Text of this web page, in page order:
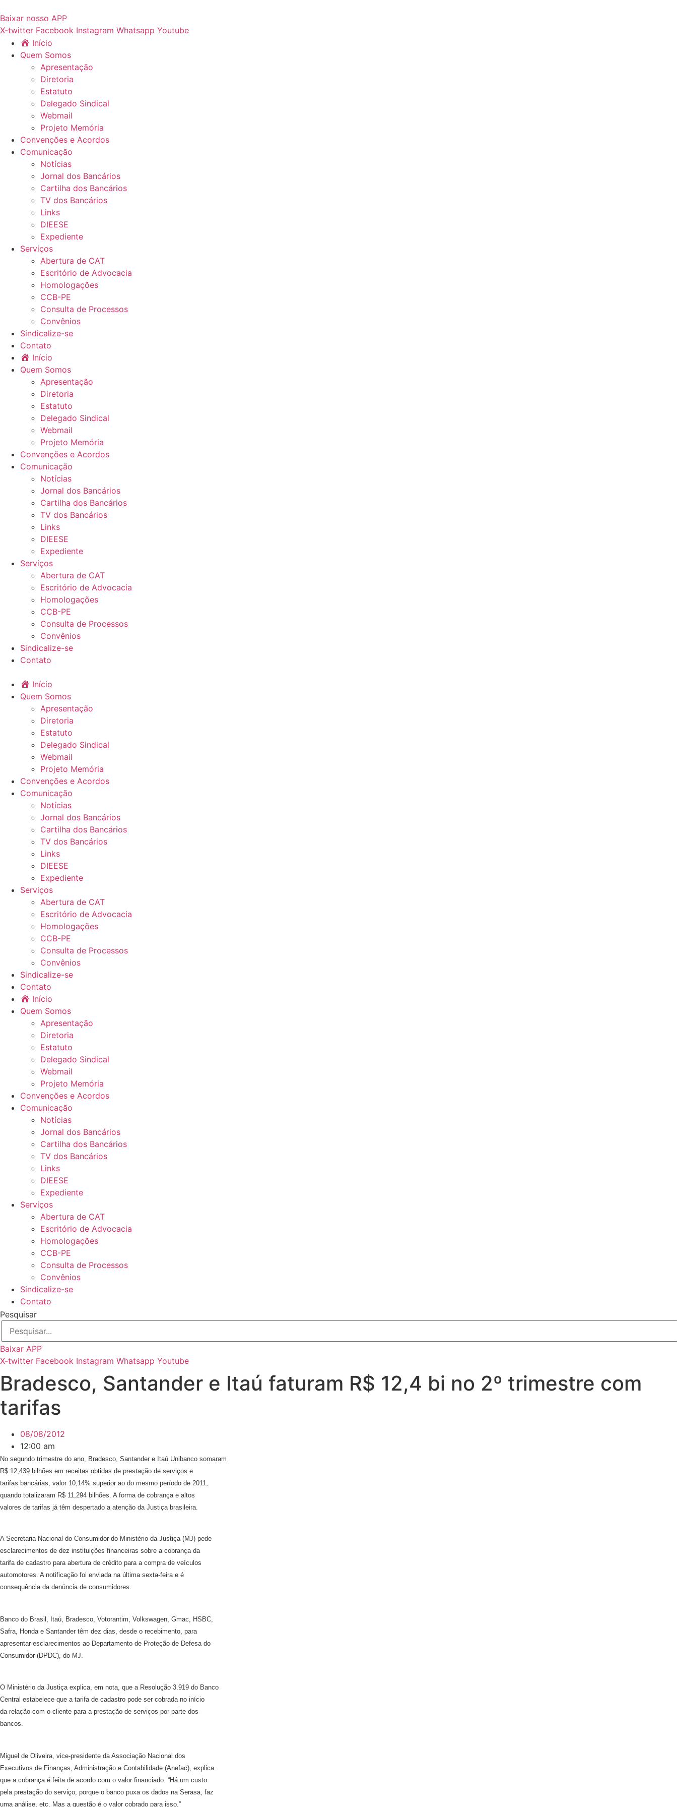
para
o
conteúdo
Baixar nosso APP
X-twitter Facebook Instagram Whatsapp Youtube
Início
Quem Somos
Apresentação
Diretoria
Estatuto
Delegado Sindical
Webmail
Projeto Memória
Convenções e Acordos
Comunicação
Notícias
Jornal dos Bancários
Cartilha dos Bancários
TV dos Bancários
Links
DIEESE
Expediente
Serviços
Abertura de CAT
Escritório de Advocacia
Homologações
CCB-PE
Consulta de Processos
Convênios
Sindicalize-se
Contato
Início
Quem Somos
Apresentação
Diretoria
Estatuto
Delegado Sindical
Webmail
Projeto Memória
Convenções e Acordos
Comunicação
Notícias
Jornal dos Bancários
Cartilha dos Bancários
TV dos Bancários
Links
DIEESE
Expediente
Serviços
Abertura de CAT
Escritório de Advocacia
Homologações
CCB-PE
Consulta de Processos
Convênios
Sindicalize-se
Contato
Início
Quem Somos
Apresentação
Diretoria
Estatuto
Delegado Sindical
Webmail
Projeto Memória
Convenções e Acordos
Comunicação
Notícias
Jornal dos Bancários
Cartilha dos Bancários
TV dos Bancários
Links
DIEESE
Expediente
Serviços
Abertura de CAT
Escritório de Advocacia
Homologações
CCB-PE
Consulta de Processos
Convênios
Sindicalize-se
Contato
Início
Quem Somos
Apresentação
Diretoria
Estatuto
Delegado Sindical
Webmail
Projeto Memória
Convenções e Acordos
Comunicação
Notícias
Jornal dos Bancários
Cartilha dos Bancários
TV dos Bancários
Links
DIEESE
Expediente
Serviços
Abertura de CAT
Escritório de Advocacia
Homologações
CCB-PE
Consulta de Processos
Convênios
Sindicalize-se
Contato
Pesquisar
Baixar APP
X-twitter Facebook Instagram Whatsapp Youtube
Bradesco, Santander e Itaú faturam R$ 12,4 bi no 2º trimestre com
tarifas
08/08/2012
12:00 am
No segundo trimestre do ano, Bradesco, Santander e Itaú Unibanco somaram
R$ 12,439 bilhões em receitas obtidas de prestação de serviços e
tarifas bancárias, valor 10,14% superior ao do mesmo período de 2011,
quando totalizaram R$ 11,294 bilhões. A forma de cobrança e altos
valores de tarifas já têm despertado a atenção da Justiça brasileira.
A Secretaria Nacional do Consumidor do Ministério da Justiça (MJ) pede
esclarecimentos de dez instituições financeiras sobre a cobrança da
tarifa de cadastro para abertura de crédito para a compra de veículos
automotores. A notificação foi enviada na última sexta-feira e é
consequência da denúncia de consumidores.
Banco do Brasil, Itaú, Bradesco, Votorantim, Volkswagen, Gmac, HSBC,
Safra, Honda e Santander têm dez dias, desde o recebimento, para
apresentar esclarecimentos ao Departamento de Proteção de Defesa do
Consumidor (DPDC), do MJ.
O Ministério da Justiça explica, em nota, que a Resolução 3.919 do Banco
Central estabelece que a tarifa de cadastro pode ser cobrada no início
da relação com o cliente para a prestação de serviços por parte dos
bancos.
Miguel de Oliveira, vice-presidente da Associação Nacional dos
Executivos de Finanças, Administração e Contabilidade (Anefac), explica
que a cobrança é feita de acordo com o valor financiado. “Há um custo
pela prestação do serviço, porque o banco puxa os dados na Serasa, faz
uma análise, etc. Mas a questão é o valor cobrado para isso.”